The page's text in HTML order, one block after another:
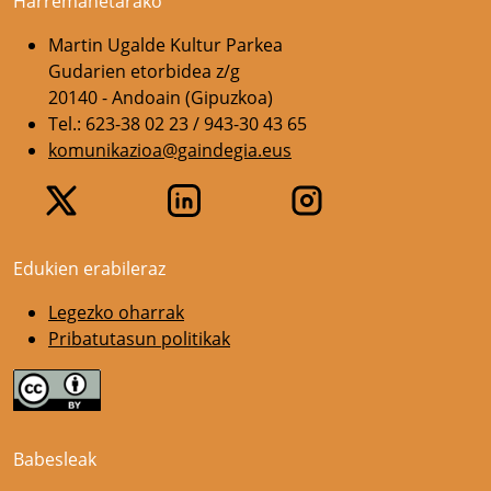
Martin Ugalde Kultur Parkea
Gudarien etorbidea z/g
20140 - Andoain (Gipuzkoa)
Tel.: 623-38 02 23 / 943-30 43 65
komunikazioa@gaindegia.eus
Edukien erabileraz
Legezko oharrak
Pribatutasun politikak
Babesleak